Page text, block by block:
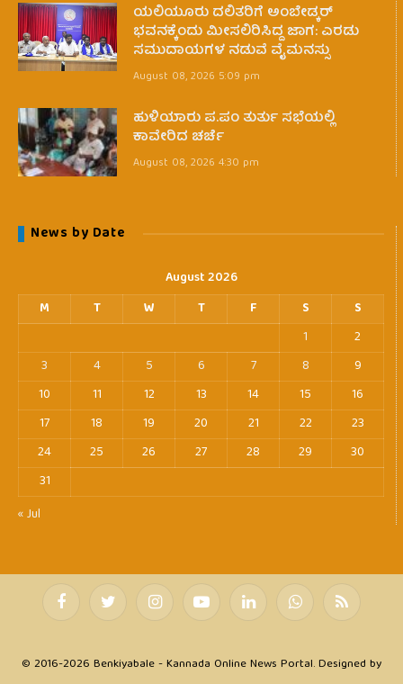
ಯಲಿಯೂರು ದಲಿತರಿಗೆ ಅಂಬೇಡ್ಕರ್
ಭವನಕ್ಕೆಂದು ಮೀಸಲಿರಿಸಿದ್ದ ಜಾಗ: ಎರಡು
ಸಮುದಾಯಗಳ ನಡುವೆ ವೈಮನಸ್ಸು
August 08, 2026 5:09 pm
ಹುಳಿಯಾರು ಪ.ಪಂ ತುರ್ತು ಸಭೆಯಲ್ಲಿ
ಕಾವೇರಿದ ಚರ್ಚೆ
August 08, 2026 4:30 pm
News by Date
August 2026
M
T W T F S
S
1
2
3
4 5 6 7 8
9
10
11 12 13 14 15
16
17
18 19 20 21 22
23
24
25 26 27 28 29
30
31
« Jul
FacebookTwitter InstagramYouTubeLinkedIn WhatsAppRSS
© 2016-2026 Benkiyabale - Kannada Online News Portal. Designed by